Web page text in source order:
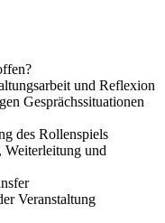
und Reflexion
Gesprächssituationen
des Rollenspiels
Weiterleitung und
Veranstaltung